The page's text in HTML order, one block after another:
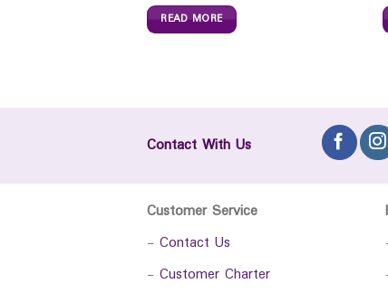
READ MORE
Contact With Us
Customer Service
- Contact Us
- Customer Charter